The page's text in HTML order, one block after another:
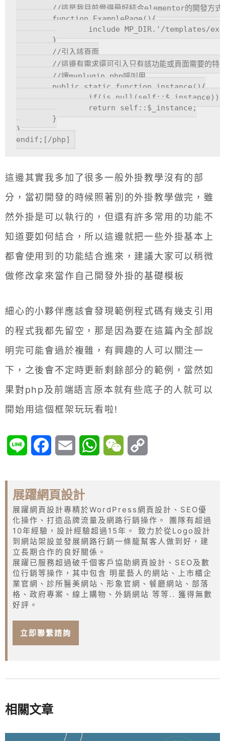
        //引入該頁面
}
endif;[/php]
這邊其實我多加了很多一般外掛教學沒有的部
分，當初開發的時候照著別的外掛教學做完，雖
然外掛是可以執行的，但還有許多常用的功能不
知道要如何結合，所以這邊就把一些外掛基本上
都會使用到的功能結合進來，建議大家可以稍微
做修改拿來當作自己開發外掛的基礎模板
細心的小夥伴應該會發現範例程式碼有幾支引用
的程式我都先留空，那是因為要在這篇內全部說
明完可能會過於複雜，有興趣的人可以關注一
下，之後會不定時更新剩餘部分的範例，當然如
果對php及前端語言原本就有些底子的人就可以
開始用這個框架玩玩看啦!
Line FacebookEmail WhatsApp
WeChat
展躍網頁設計
展躍網頁設計專精於WordPress網頁設計、SEO優
化操作、打造品牌流量及網路行銷操作。 團隊有超過
10年經驗，設計經驗超過15年。 致力於從Logo設計
到網站架設並發展網路行銷一條龍幫客人做到好，建
立長期合作的良好關係。
展躍已服務超過破千個客戶協助網頁設計、SEO及數
位行銷等操作，其中包含 明星藝人的網站、上市櫃企
業官網、診所醫美網站、形象官網、餐廳網站、部落
格、政府專案、線上購物、外銷網站 等等.. 獲得無數
好評。
立即聯繫諮詢
相關文章